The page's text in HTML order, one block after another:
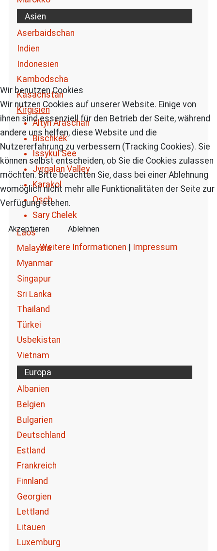
Asien
Aserbaidschan
Indien
Indonesien
Kambodscha
Kasachstan
Kirgisien
Altyn Araschan
Bischkek
Issykul See
Jyrgalan Valley
Karakol
Osch
Sary Chelek
Laos
Malaysia
Myanmar
Singapur
Sri Lanka
Thailand
Türkei
Usbekistan
Vietnam
Europa
Albanien
Belgien
Bulgarien
Deutschland
Estland
Frankreich
Finnland
Georgien
Lettland
Litauen
Luxemburg
Wir benutzen Cookies
Wir nutzen Cookies auf unserer Website. Einige von
ihnen sind essenziell für den Betrieb der Seite, während
andere uns helfen, diese Website und die
Nutzererfahrung zu verbessern (Tracking Cookies). Sie
können selbst entscheiden, ob Sie die Cookies zulassen
möchten. Bitte beachten Sie, dass bei einer Ablehnung
womöglich nicht mehr alle Funktionalitäten der Seite zur
Verfügung stehen.
Akzeptieren Ablehnen
Weitere Informationen | Impressum